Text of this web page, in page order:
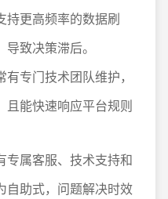
持更高频率的数据刷
致决策滞后。
专门技术团队维护，
且能快速响应平台规则
专属客服、技术支持和
自助式，问题解决时效